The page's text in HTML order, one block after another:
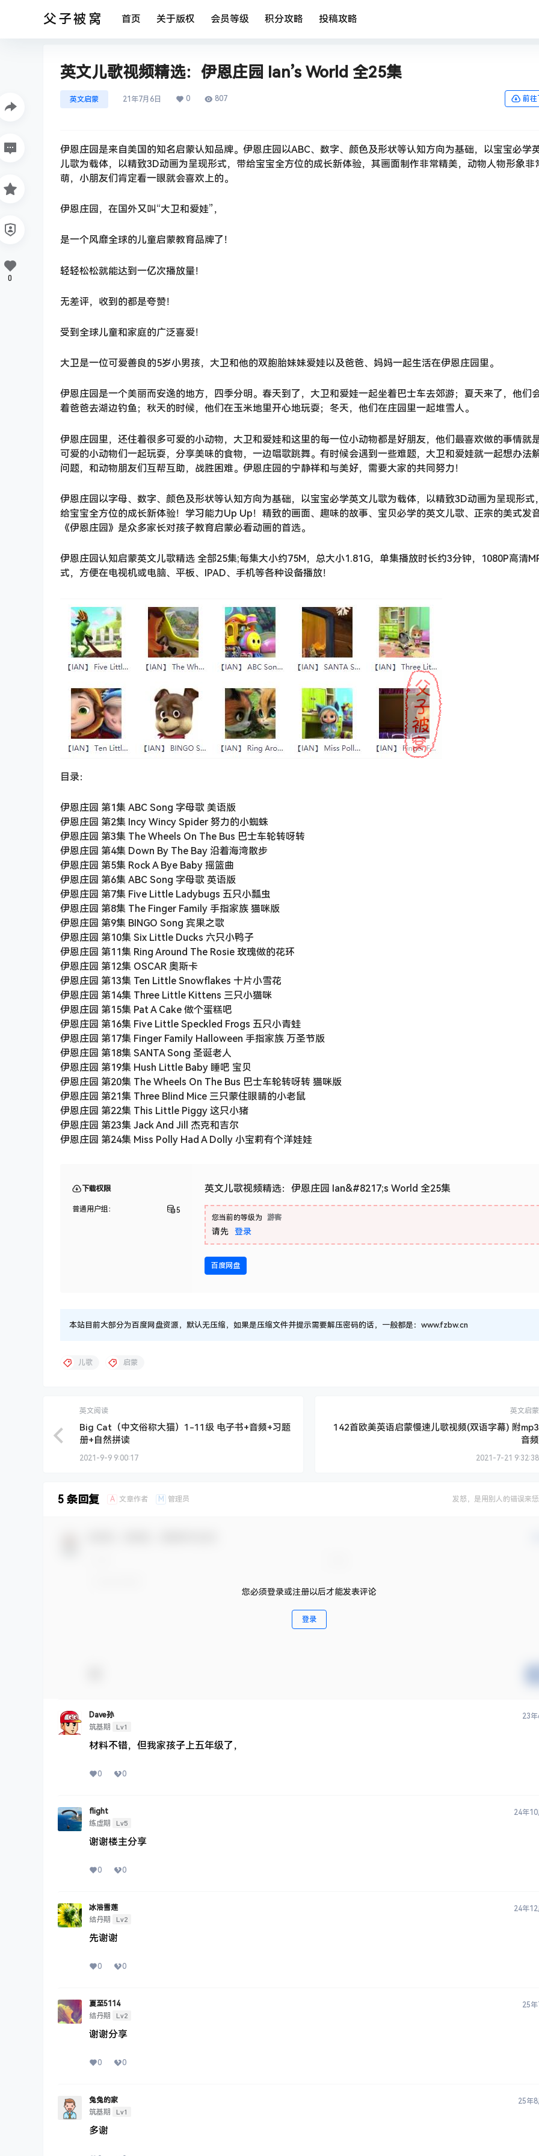
父子被窝 首页 关于版权 会员等级 积分攻略 投稿攻略
英文儿歌视频精选：伊恩庄园 Ian’s World 全25集
英文启蒙 21年7月6日 0 807 前往
伊恩庄园是来自美国的知名启蒙认知品牌。伊恩庄园以ABC、数字、颜色及形状等认知方向为基础，以宝宝必学
儿歌为载体，以精致3D动画为呈现形式，带给宝宝全方位的成长新体验，其画面制作非常精美，动物人物形象非
萌，小朋友们肯定看一眼就会喜欢上的。
伊恩庄园，在国外又叫“大卫和爱娃”，
是一个风靡全球的儿童启蒙教育品牌了！
轻轻松松就能达到一亿次播放量！
无差评，收到的都是夸赞！
受到全球儿童和家庭的广泛喜爱！
大卫是一位可爱善良的5岁小男孩，大卫和他的双胞胎妹妹爱娃以及爸爸、妈妈一起生活在伊恩庄园里。
伊恩庄园是一个美丽而安逸的地方，四季分明。春天到了，大卫和爱娃一起坐着巴士车去郊游；夏天来了，他们
着爸爸去湖边钓鱼；秋天的时候，他们在玉米地里开心地玩耍；冬天，他们在庄园里一起堆雪人。
伊恩庄园里，还住着很多可爱的小动物，大卫和爱娃和这里的每一位小动物都是好朋友，他们最喜欢做的事情就
可爱的小动物们一起玩耍，分享美味的食物，一边唱歌跳舞。有时候会遇到一些难题，大卫和爱娃就一起想办法
问题，和动物朋友们互帮互助，战胜困难。伊恩庄园的宁静祥和与美好，需要大家的共同努力！
伊恩庄园以字母、数字、颜色及形状等认知方向为基础，以宝宝必学英文儿歌为载体，以精致3D动画为呈现形式
给宝宝全方位的成长新体验！学习能力Up Up！精致的画面、趣味的故事、宝贝必学的英文儿歌、正宗的美式发音
《伊恩庄园》是众多家长对孩子教育启蒙必看动画的首选。
伊恩庄园认知启蒙英文儿歌精选 全部25集;每集大小约75M，总大小1.81G，单集播放时长约3分钟，1080P高清
式，方便在电视机或电脑、平板、IPAD、手机等各种设备播放！
目录：
伊恩庄园 第1集 ABC Song 字母歌 美语版
伊恩庄园 第2集 Incy Wincy Spider 努力的小蜘蛛
伊恩庄园 第3集 The Wheels On The Bus 巴士车轮转呀转
伊恩庄园 第4集 Down By The Bay 沿着海湾散步
伊恩庄园 第5集 Rock A Bye Baby 摇篮曲
伊恩庄园 第6集 ABC Song 字母歌 英语版
伊恩庄园 第7集 Five Little Ladybugs 五只小瓢虫
伊恩庄园 第8集 The Finger Family 手指家族 猫咪版
伊恩庄园 第9集 BINGO Song 宾果之歌
伊恩庄园 第10集 Six Little Ducks 六只小鸭子
伊恩庄园 第11集 Ring Around The Rosie 玫瑰做的花环
伊恩庄园 第12集 OSCAR 奥斯卡
伊恩庄园 第13集 Ten Little Snowflakes 十片小雪花
伊恩庄园 第14集 Three Little Kittens 三只小猫咪
伊恩庄园 第15集 Pat A Cake 做个蛋糕吧
伊恩庄园 第16集 Five Little Speckled Frogs 五只小青蛙
伊恩庄园 第17集 Finger Family Halloween 手指家族 万圣节版
伊恩庄园 第18集 SANTA Song 圣诞老人
伊恩庄园 第19集 Hush Little Baby 睡吧 宝贝
伊恩庄园 第20集 The Wheels On The Bus 巴士车轮转呀转 猫咪版
伊恩庄园 第21集 Three Blind Mice 三只蒙住眼睛的小老鼠
伊恩庄园 第22集 This Little Piggy 这只小猪
伊恩庄园 第23集 Jack And Jill 杰克和吉尔
伊恩庄园 第24集 Miss Polly Had A Dolly 小宝莉有个洋娃娃
下载权限
普通用户组： 5
英文儿歌视频精选：伊恩庄园 Ian&#8217;s World 全25集
您当前的等级为 游客
请先 登录
百度网盘
本站目前大部分为百度网盘资源，默认无压缩，如果是压缩文件并提示需要解压密码的话，一般都是：www.fzbw.cn
0
儿歌 启蒙
英文阅读
Big Cat（中文俗称大猫）1-11级 电子书+音频+习题
册+自然拼读
2021-9-9 9:00:17
英文启蒙
142首欧美英语启蒙慢速儿歌视频(双语字幕) 附mp3
音频
2021-7-21 9:32:38
5 条回复 A 文章作者 M 管理员 发怒，是用别人的错误来
您必须登录或注册以后才能发表评论
登录
Dave孙
筑基期
Lv1
23年
材料不错，但我家孩子上五年级了，
0 0
flight
练虚期
Lv5
24年10
谢谢楼主分享
0 0
冰浴雪莲
结丹期
Lv2
24年12
先谢谢
0 0
夏至5114
结丹期
Lv2
25年
谢谢分享
0 0
兔兔的家
筑基期
Lv1
25年8
多谢